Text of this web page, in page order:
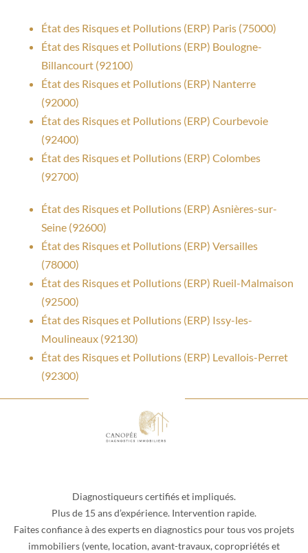
État des Risques et Pollutions (ERP) Paris (75000)
État des Risques et Pollutions (ERP) Boulogne-
Billancourt (92100)
État des Risques et Pollutions (ERP) Nanterre
(92000)
État des Risques et Pollutions (ERP) Courbevoie
(92400)
État des Risques et Pollutions (ERP) Colombes
(92700)
État des Risques et Pollutions (ERP) Asnières-sur-
Seine (92600)
État des Risques et Pollutions (ERP) Versailles
(78000)
État des Risques et Pollutions (ERP) Rueil-Malmaison
(92500)
État des Risques et Pollutions (ERP) Issy-les-
Moulineaux (92130)
État des Risques et Pollutions (ERP) Levallois-Perret
(92300)
Diagnostiqueurs certifiés et impliqués.
Plus de 15 ans d’expérience. Intervention rapide.
Faites confiance à des experts en diagnostics pour tous vos projets
immobiliers (vente, location, avant-travaux, copropriétés et